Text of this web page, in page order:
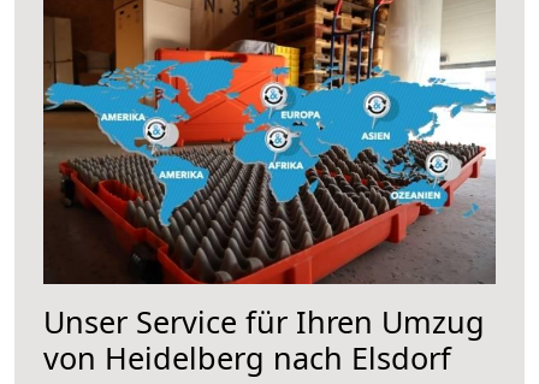
Unser Service für Ihren Umzug
von Heidelberg nach Elsdorf